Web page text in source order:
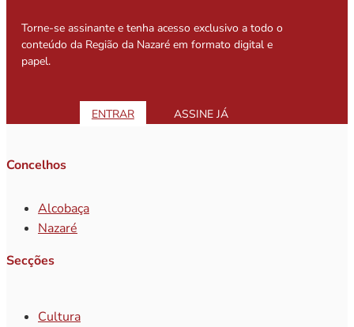
Torne-se assinante e tenha acesso exclusivo a todo o
conteúdo da Região da Nazaré em formato digital e
papel.
ENTRAR ASSINE JÁ
Concelhos
Alcobaça
Nazaré
Secções
Cultura